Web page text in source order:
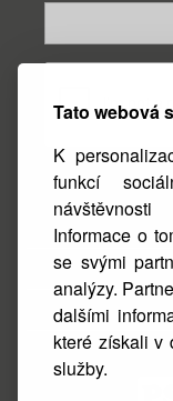
Tato webová
K
funkcí
Informace o
se svými
analýzy.
dalšími
které získali v
služby.